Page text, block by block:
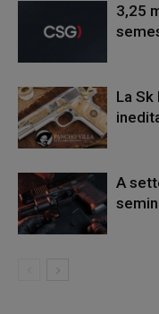
3,25
La Sk
A